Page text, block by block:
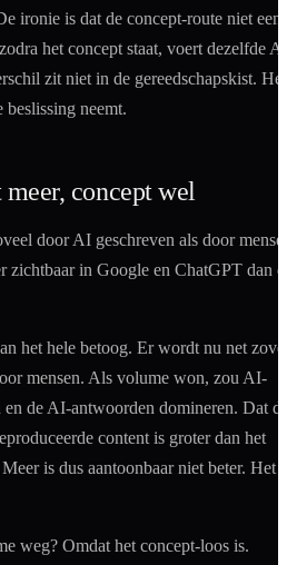
ironie is dat de concept-route niet eens
het concept staat, voert dezelfde AI
zit niet in de gereedschapskist. Het
neemt.
concept wel
door AI geschreven als door
zichtbaar in Google en ChatGPT dan
het hele betoog. Er wordt nu net
mensen. Als volume won, zou AI-
en de AI-antwoorden domineren. Dat
content is groter dan het
is dus aantoonbaar niet beter. Het
weg? Omdat het concept-loos is.